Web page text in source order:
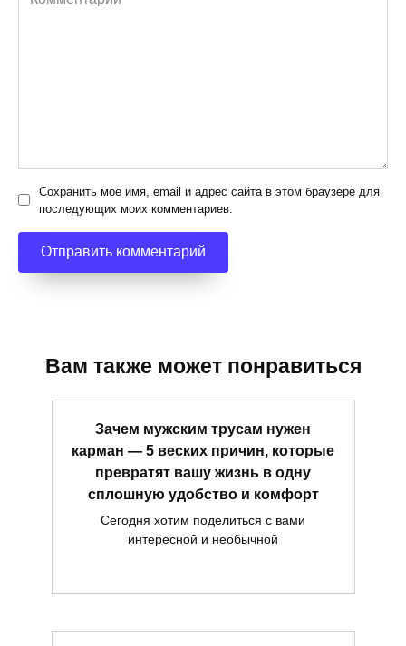
Сохранить моё имя, email и адрес сайта в этом браузере для
последующих моих комментариев.
Вам также может понравиться
Зачем мужским трусам нужен
карман — 5 веских причин, которые
превратят вашу жизнь в одну
сплошную удобство и комфорт
Сегодня хотим поделиться с вами
интересной и необычной